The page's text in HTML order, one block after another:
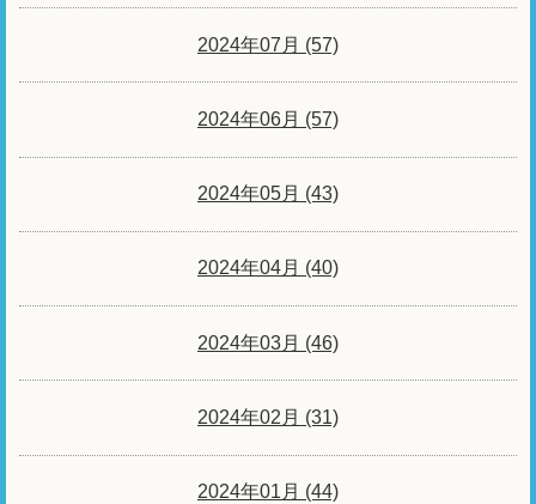
2024年07月 (57)
2024年06月 (57)
2024年05月 (43)
2024年04月 (40)
2024年03月 (46)
2024年02月 (31)
2024年01月 (44)